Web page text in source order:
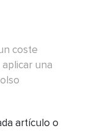
coste
una
artículo o